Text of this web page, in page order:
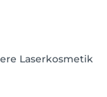
Laserkosmetik